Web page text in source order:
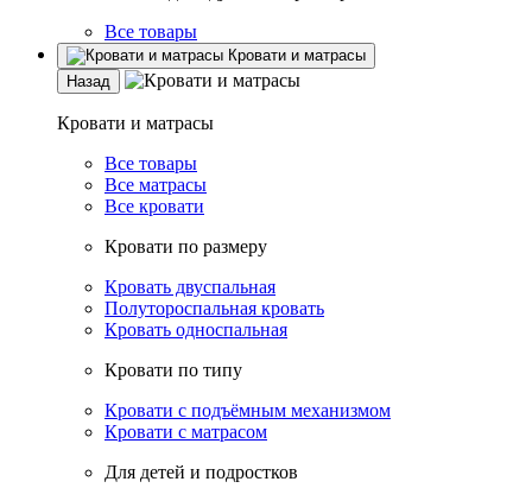
Все товары
Кровати и матрасы
Назад
Кровати и матрасы
Все товары
Все матрасы
Все кровати
Кровати по размеру
Кровать двуспальная
Полутороспальная кровать
Кровать односпальная
Кровати по типу
Кровати с подъёмным механизмом
Кровати с матрасом
Для детей и подростков